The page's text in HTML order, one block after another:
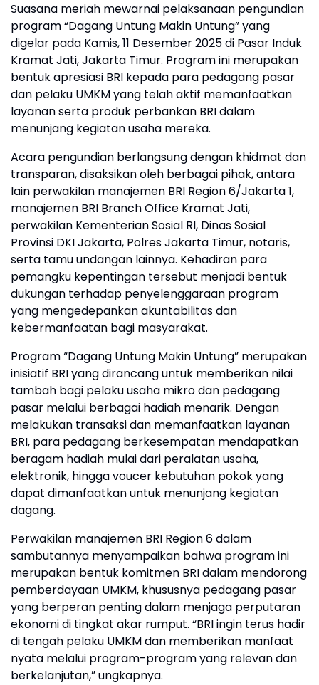
Suasana meriah mewarnai pelaksanaan pengundian
program “Dagang Untung Makin Untung” yang
digelar pada Kamis, 11 Desember 2025 di Pasar Induk
Kramat Jati, Jakarta Timur. Program ini merupakan
bentuk apresiasi BRI kepada para pedagang pasar
dan pelaku UMKM yang telah aktif memanfaatkan
layanan serta produk perbankan BRI dalam
menunjang kegiatan usaha mereka.
Acara pengundian berlangsung dengan khidmat dan
transparan, disaksikan oleh berbagai pihak, antara
lain perwakilan manajemen BRI Region 6/Jakarta 1,
manajemen BRI Branch Office Kramat Jati,
perwakilan Kementerian Sosial RI, Dinas Sosial
Provinsi DKI Jakarta, Polres Jakarta Timur, notaris,
serta tamu undangan lainnya. Kehadiran para
pemangku kepentingan tersebut menjadi bentuk
dukungan terhadap penyelenggaraan program
yang mengedepankan akuntabilitas dan
kebermanfaatan bagi masyarakat.
Program “Dagang Untung Makin Untung” merupakan
inisiatif BRI yang dirancang untuk memberikan nilai
tambah bagi pelaku usaha mikro dan pedagang
pasar melalui berbagai hadiah menarik. Dengan
melakukan transaksi dan memanfaatkan layanan
BRI, para pedagang berkesempatan mendapatkan
beragam hadiah mulai dari peralatan usaha,
elektronik, hingga voucer kebutuhan pokok yang
dapat dimanfaatkan untuk menunjang kegiatan
dagang.
Perwakilan manajemen BRI Region 6 dalam
sambutannya menyampaikan bahwa program ini
merupakan bentuk komitmen BRI dalam mendorong
pemberdayaan UMKM, khususnya pedagang pasar
yang berperan penting dalam menjaga perputaran
ekonomi di tingkat akar rumput. “BRI ingin terus hadir
di tengah pelaku UMKM dan memberikan manfaat
nyata melalui program-program yang relevan dan
berkelanjutan,” ungkapnya.